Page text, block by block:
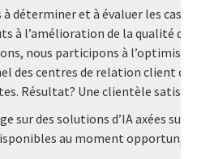
déterminer et à évaluer les cas
à l’amélioration de la qualité
nous participons à
des centres de relation client
Résultat? Une clientèle
sur des solutions d’IA axées
au moment opportun,